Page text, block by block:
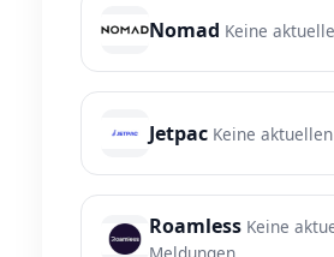
Nomad Keine
Jetpac Keine
Roamless Keine